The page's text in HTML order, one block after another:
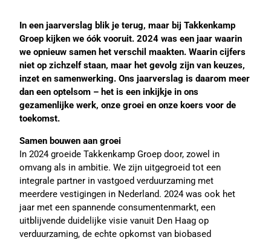
In een jaarverslag blik je terug, maar bij Takkenkamp
Groep kijken we óók vooruit. 2024 was een jaar waarin
we opnieuw samen het verschil maakten. Waarin cijfers
niet op zichzelf staan, maar het gevolg zijn van keuzes,
inzet en samenwerking. Ons jaarverslag is daarom meer
dan een optelsom – het is een inkijkje in ons
gezamenlijke werk, onze groei en onze koers voor de
toekomst.
Samen bouwen aan groei
In 2024 groeide Takkenkamp Groep door, zowel in
omvang als in ambitie. We zijn uitgegroeid tot een
integrale partner in vastgoed verduurzaming met
meerdere vestigingen in Nederland. 2024 was ook het
jaar met een spannende consumentenmarkt, een
uitblijvende duidelijke visie vanuit Den Haag op
verduurzaming, de echte opkomst van biobased